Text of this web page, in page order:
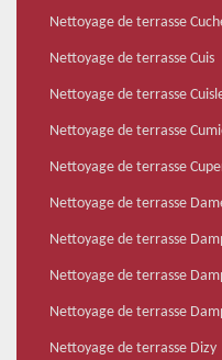
Nettoyage de terrasse
Nettoyage de terrasse Cuis
Nettoyage de terrasse
Nettoyage de terrasse
Nettoyage de terrasse
Nettoyage de terrasse
Nettoyage de terrasse
Nettoyage de terrasse
Nettoyage de terrasse
Nettoyage de terrasse Dizy